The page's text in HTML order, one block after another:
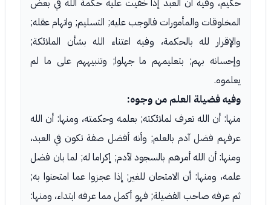
حكيم، وفيه أن العبد إذا خفيت عليه حكمة الله في بعض
المخلوقات والمأمورات فالوجب عليه; التسليم; واتهام عقله;
والإقرار لله بالحكمة، وفيه اعتناء الله بشأن الملائكة;
وإحسانه بهم; بتعليمهم ما جهلوا; وتنبيههم على ما لم
يعلموه.
وفيه فضيلة العلم من وجوه:
منها: أن الله تعرف لملائكته; بعلمه وحكمته، ومنها: أن الله
عرفهم فضل آدم بالعلم; وأنه أفضل صفة تكون في العبد،
ومنها: أن الله أمرهم بالسجود لآدم; إكراما له; لما بان فضل
علمه، ومنها: أن الامتحان للغير; إذا عجزوا عما امتحنوا به;
ثم عرفه صاحب الفضيلة; فهو أكمل مما عرفه ابتداء، ومنها: